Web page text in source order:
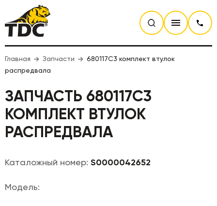
Главная Запчасти
680117C3 комплект втулок
распредвала
ЗАПЧАСТЬ 680117C3
КОМПЛЕКТ ВТУЛОК
РАСПРЕДВАЛА
Каталожный номер: S0000042652
Модель: